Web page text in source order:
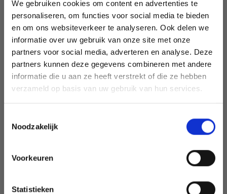
We gebruiken cookies om content en advertenties te
personaliseren, om functies voor social media te bieden
en om ons websiteverkeer te analyseren. Ook delen we
informatie over uw gebruik van onze site met onze
partners voor social media, adverteren en analyse. Deze
partners kunnen deze gegevens combineren met andere
informatie die u aan ze heeft verstrekt of die ze hebben
verzameld op basis van uw gebruik van hun services.
Noodzakelijk
Voorkeuren
Statistieken
Staedtler
Posca
Crayons (contient 3 crayons, gomme et pointes de crayon)
Brosser
Laque de pierre (lien à venir plus tard)
Économisez jusqu'à 50 %
Soyez le premier à connaître nos soldes et